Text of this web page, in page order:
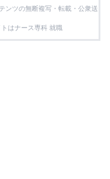
ンツの無断複写・転載・公衆送
はナース専科 就職